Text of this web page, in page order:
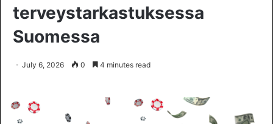
terveystarkastuksessa
Suomessa
July 6, 2026 0 4 minutes read